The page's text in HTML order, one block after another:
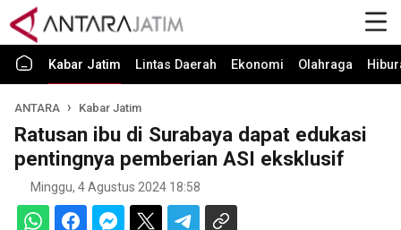
Kabar Jatim Lintas Daerah Ekonomi Olahraga
ANTARA Kabar Jatim
Ratusan ibu di Surabaya dapat edukasi
pentingnya pemberian ASI eksklusif
Minggu, 4 Agustus 2024 18:58